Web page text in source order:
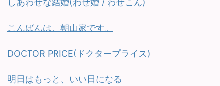
しあわせな結婚(わせ婚 / わせこん)
こんばんは、朝山家です。
DOCTOR PRICE(ドクタープライス)
明日はもっと、いい日になる